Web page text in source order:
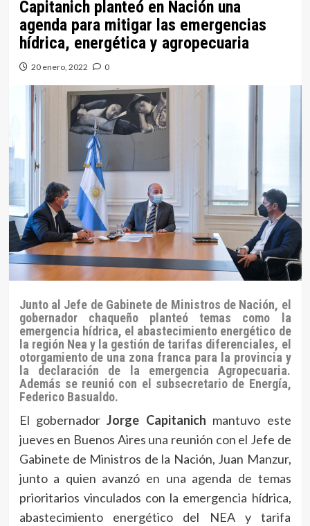
Capitanich planteó en Nación una
agenda para mitigar las emergencias
hídrica, energética y agropecuaria
20 enero, 2022 0
Junto al Jefe de Gabinete de Ministros de Nación, el
gobernador chaqueño planteó temas como la
emergencia hídrica, el abastecimiento energético de
la región Nea y la gestión de tarifas diferenciales, el
otorgamiento de una zona franca para la provincia y
la declaración de la emergencia Agropecuaria.
Además se reunió con el subsecretario de Energía,
Federico Basualdo.
El gobernadorJorge Capitanich mantuvo este
jueves en Buenos Aires una reunión con el Jefe de
Gabinete de Ministros de la Nación, Juan Manzur,
junto a quien avanzó en una agenda de temas
prioritarios vinculados con la emergencia hídrica,
abastecimiento energético del NEA y tarifa